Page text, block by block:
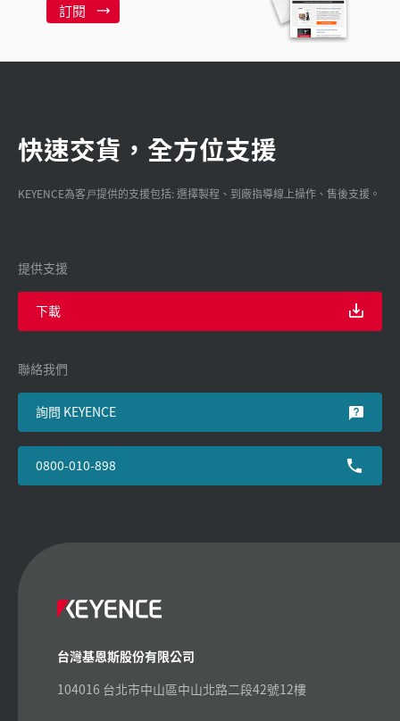
訂閱
快速交貨，全方位支援
KEYENCE為客戸提供的支援包括: 選擇製程、到廠指導線上操作、售後支援。
提供支援
下載
聯絡我們
詢問 KEYENCE
0800-010-898
台灣基恩斯股份有限公司
104016 台北市中山區中山北路二段42號12樓